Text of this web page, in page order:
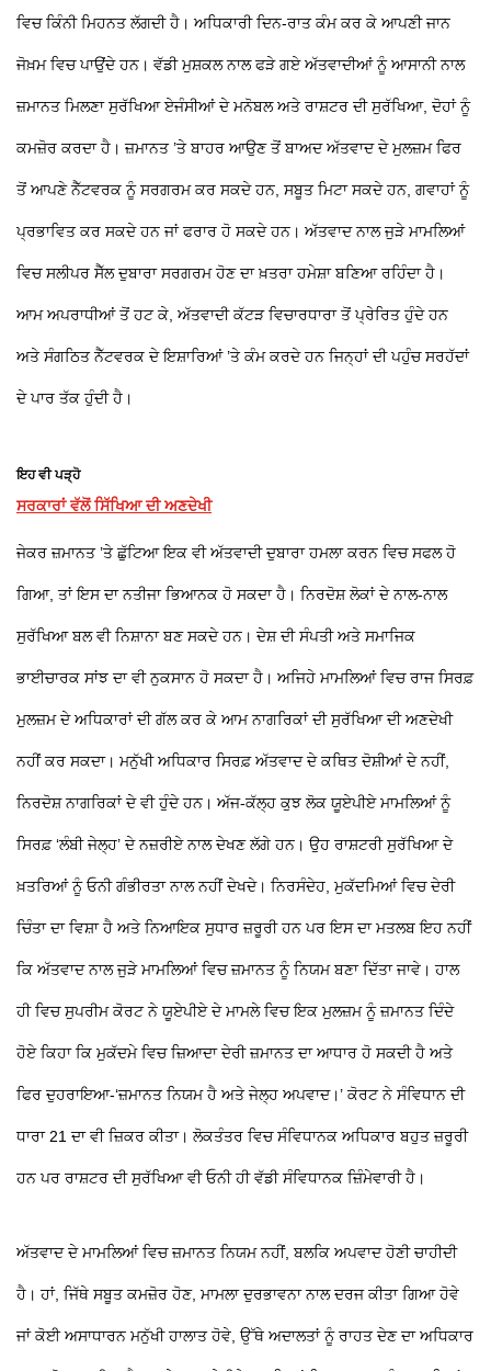
ਵਿਚ ਕਿੰਨੀ ਮਿਹਨਤ ਲੱਗਦੀ ਹੈ। ਅਧਿਕਾਰੀ ਦਿਨ-ਰਾਤ ਕੰਮ ਕਰ ਕੇ ਆਪਣੀ ਜਾਨ
ਜੋਖ਼ਮ ਵਿਚ ਪਾਉਂਦੇ ਹਨ। ਵੱਡੀ ਮੁਸ਼ਕਲ ਨਾਲ ਫੜੇ ਗਏ ਅੱਤਵਾਦੀਆਂ ਨੂੰ ਆਸਾਨੀ ਨਾਲ
ਜ਼ਮਾਨਤ ਮਿਲਣਾ ਸੁਰੱਖਿਆ ਏਜੰਸੀਆਂ ਦੇ ਮਨੋਬਲ ਅਤੇ ਰਾਸ਼ਟਰ ਦੀ ਸੁਰੱਖਿਆ, ਦੋਹਾਂ ਨੂੰ
ਕਮਜ਼ੋਰ ਕਰਦਾ ਹੈ। ਜ਼ਮਾਨਤ ’ਤੇ ਬਾਹਰ ਆਉਣ ਤੋਂ ਬਾਅਦ ਅੱਤਵਾਦ ਦੇ ਮੁਲਜ਼ਮ ਫਿਰ
ਤੋਂ ਆਪਣੇ ਨੈੱਟਵਰਕ ਨੂੰ ਸਰਗਰਮ ਕਰ ਸਕਦੇ ਹਨ, ਸਬੂਤ ਮਿਟਾ ਸਕਦੇ ਹਨ, ਗਵਾਹਾਂ ਨੂੰ
ਪ੍ਰਭਾਵਿਤ ਕਰ ਸਕਦੇ ਹਨ ਜਾਂ ਫਰਾਰ ਹੋ ਸਕਦੇ ਹਨ। ਅੱਤਵਾਦ ਨਾਲ ਜੁੜੇ ਮਾਮਲਿਆਂ
ਵਿਚ ਸਲੀਪਰ ਸੈੱਲ ਦੁਬਾਰਾ ਸਰਗਰਮ ਹੋਣ ਦਾ ਖ਼ਤਰਾ ਹਮੇਸ਼ਾ ਬਣਿਆ ਰਹਿੰਦਾ ਹੈ।
ਆਮ ਅਪਰਾਧੀਆਂ ਤੋਂ ਹਟ ਕੇ, ਅੱਤਵਾਦੀ ਕੱਟੜ ਵਿਚਾਰਧਾਰਾ ਤੋਂ ਪ੍ਰੇਰਿਤ ਹੁੰਦੇ ਹਨ
ਅਤੇ ਸੰਗਠਿਤ ਨੈੱਟਵਰਕ ਦੇ ਇਸ਼ਾਰਿਆਂ ’ਤੇ ਕੰਮ ਕਰਦੇ ਹਨ ਜਿਨ੍ਹਾਂ ਦੀ ਪਹੁੰਚ ਸਰਹੱਦਾਂ
ਦੇ ਪਾਰ ਤੱਕ ਹੁੰਦੀ ਹੈ।
ਇਹ ਵੀ ਪੜ੍ਹੋ
ਸਰਕਾਰਾਂ ਵੱਲੋਂ ਸਿੱਖਿਆ ਦੀ ਅਣਦੇਖੀ
ਜੇਕਰ ਜ਼ਮਾਨਤ ’ਤੇ ਛੁੱਟਿਆ ਇਕ ਵੀ ਅੱਤਵਾਦੀ ਦੁਬਾਰਾ ਹਮਲਾ ਕਰਨ ਵਿਚ ਸਫਲ ਹੋ
ਗਿਆ, ਤਾਂ ਇਸ ਦਾ ਨਤੀਜਾ ਭਿਆਨਕ ਹੋ ਸਕਦਾ ਹੈ। ਨਿਰਦੋਸ਼ ਲੋਕਾਂ ਦੇ ਨਾਲ-ਨਾਲ
ਸੁਰੱਖਿਆ ਬਲ ਵੀ ਨਿਸ਼ਾਨਾ ਬਣ ਸਕਦੇ ਹਨ। ਦੇਸ਼ ਦੀ ਸੰਪਤੀ ਅਤੇ ਸਮਾਜਿਕ
ਭਾਈਚਾਰਕ ਸਾਂਝ ਦਾ ਵੀ ਨੁਕਸਾਨ ਹੋ ਸਕਦਾ ਹੈ। ਅਜਿਹੇ ਮਾਮਲਿਆਂ ਵਿਚ ਰਾਜ ਸਿਰਫ਼
ਮੁਲਜ਼ਮ ਦੇ ਅਧਿਕਾਰਾਂ ਦੀ ਗੱਲ ਕਰ ਕੇ ਆਮ ਨਾਗਰਿਕਾਂ ਦੀ ਸੁਰੱਖਿਆ ਦੀ ਅਣਦੇਖੀ
ਨਹੀਂ ਕਰ ਸਕਦਾ। ਮਨੁੱਖੀ ਅਧਿਕਾਰ ਸਿਰਫ਼ ਅੱਤਵਾਦ ਦੇ ਕਥਿਤ ਦੋਸ਼ੀਆਂ ਦੇ ਨਹੀਂ,
ਨਿਰਦੋਸ਼ ਨਾਗਰਿਕਾਂ ਦੇ ਵੀ ਹੁੰਦੇ ਹਨ। ਅੱਜ-ਕੱਲ੍ਹ ਕੁਝ ਲੋਕ ਯੂਏਪੀਏ ਮਾਮਲਿਆਂ ਨੂੰ
ਸਿਰਫ਼ ‘ਲੰਬੀ ਜੇਲ੍ਹ’ ਦੇ ਨਜ਼ਰੀਏ ਨਾਲ ਦੇਖਣ ਲੱਗੇ ਹਨ। ਉਹ ਰਾਸ਼ਟਰੀ ਸੁਰੱਖਿਆ ਦੇ
ਖ਼ਤਰਿਆਂ ਨੂੰ ਓਨੀ ਗੰਭੀਰਤਾ ਨਾਲ ਨਹੀਂ ਦੇਖਦੇ। ਨਿਰਸੰਦੇਹ, ਮੁਕੱਦਮਿਆਂ ਵਿਚ ਦੇਰੀ
ਚਿੰਤਾ ਦਾ ਵਿਸ਼ਾ ਹੈ ਅਤੇ ਨਿਆਇਕ ਸੁਧਾਰ ਜ਼ਰੂਰੀ ਹਨ ਪਰ ਇਸ ਦਾ ਮਤਲਬ ਇਹ ਨਹੀਂ
ਕਿ ਅੱਤਵਾਦ ਨਾਲ ਜੁੜੇ ਮਾਮਲਿਆਂ ਵਿਚ ਜ਼ਮਾਨਤ ਨੂੰ ਨਿਯਮ ਬਣਾ ਦਿੱਤਾ ਜਾਵੇ। ਹਾਲ
ਹੀ ਵਿਚ ਸੁਪਰੀਮ ਕੋਰਟ ਨੇ ਯੂਏਪੀਏ ਦੇ ਮਾਮਲੇ ਵਿਚ ਇਕ ਮੁਲਜ਼ਮ ਨੂੰ ਜ਼ਮਾਨਤ ਦਿੰਦੇ
ਹੋਏ ਕਿਹਾ ਕਿ ਮੁਕੱਦਮੇ ਵਿਚ ਜ਼ਿਆਦਾ ਦੇਰੀ ਜ਼ਮਾਨਤ ਦਾ ਆਧਾਰ ਹੋ ਸਕਦੀ ਹੈ ਅਤੇ
ਫਿਰ ਦੁਹਰਾਇਆ-‘ਜ਼ਮਾਨਤ ਨਿਯਮ ਹੈ ਅਤੇ ਜੇਲ੍ਹ ਅਪਵਾਦ।’ ਕੋਰਟ ਨੇ ਸੰਵਿਧਾਨ ਦੀ
ਧਾਰਾ 21 ਦਾ ਵੀ ਜ਼ਿਕਰ ਕੀਤਾ। ਲੋਕਤੰਤਰ ਵਿਚ ਸੰਵਿਧਾਨਕ ਅਧਿਕਾਰ ਬਹੁਤ ਜ਼ਰੂਰੀ
ਹਨ ਪਰ ਰਾਸ਼ਟਰ ਦੀ ਸੁਰੱਖਿਆ ਵੀ ਓਨੀ ਹੀ ਵੱਡੀ ਸੰਵਿਧਾਨਕ ਜ਼ਿੰਮੇਵਾਰੀ ਹੈ।
ਅੱਤਵਾਦ ਦੇ ਮਾਮਲਿਆਂ ਵਿਚ ਜ਼ਮਾਨਤ ਨਿਯਮ ਨਹੀਂ, ਬਲਕਿ ਅਪਵਾਦ ਹੋਣੀ ਚਾਹੀਦੀ
ਹੈ। ਹਾਂ, ਜਿੱਥੇ ਸਬੂਤ ਕਮਜ਼ੋਰ ਹੋਣ, ਮਾਮਲਾ ਦੁਰਭਾਵਨਾ ਨਾਲ ਦਰਜ ਕੀਤਾ ਗਿਆ ਹੋਵੇ
ਜਾਂ ਕੋਈ ਅਸਾਧਾਰਨ ਮਨੁੱਖੀ ਹਾਲਾਤ ਹੋਵੇ, ਉੱਥੇ ਅਦਾਲਤਾਂ ਨੂੰ ਰਾਹਤ ਦੇਣ ਦਾ ਅਧਿਕਾਰ